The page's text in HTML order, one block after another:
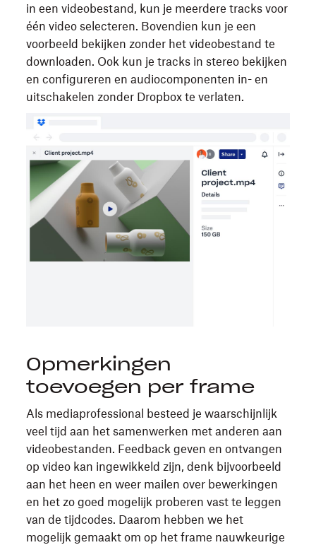
in een videobestand, kun je meerdere tracks voor
één video selecteren. Bovendien kun je een
voorbeeld bekijken zonder het videobestand te
downloaden. Ook kun je tracks in stereo bekijken
en configureren en audiocomponenten in- en
uitschakelen zonder Dropbox te verlaten.
Opmerkingen
toevoegen per frame
Als mediaprofessional besteed je waarschijnlijk
veel tijd aan het samenwerken met anderen aan
videobestanden. Feedback geven en ontvangen
op video kan ingewikkeld zijn, denk bijvoorbeeld
aan het heen en weer mailen over bewerkingen
en het zo goed mogelijk proberen vast te leggen
van de tijdcodes. Daarom hebben we het
mogelijk gemaakt om op het frame nauwkeurige